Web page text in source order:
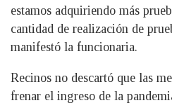
estamos adquiriendo más
cantidad de realización de
manifestó la funcionaria.
Recinos no descartó que las
frenar el ingreso de la